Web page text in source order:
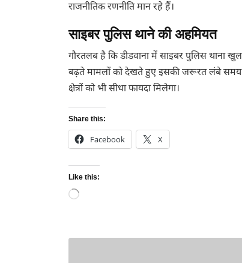
राजनीतिक रणनीति मान रहे हैं।
साइबर पुलिस थाने की अहमियत
गौरतलब है कि डीडवाना में साइबर पुलिस थाना
बढ़ते मामलों को देखते हुए इसकी जरूरत लंबे
क्षेत्रों को भी सीधा फायदा मिलेगा।
Share this:
Facebook X
Like this:
Loading…